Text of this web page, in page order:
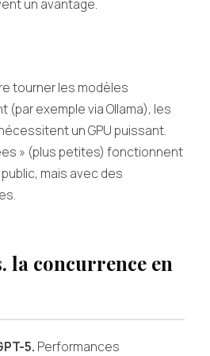
un avantage.
tourner les modèles
(par exemple via Ollama), les
un GPU puissant.
» (plus petites) fonctionnent
mais avec des
la concurrence en
5. Performances